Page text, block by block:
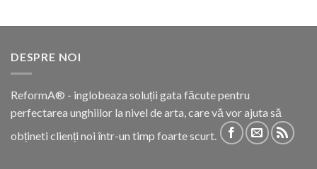
DESPRE NOI
ReformA® - inglobeaza soluții gata făcute pentru
perfectarea unghiilor la nivel de arta, care vă vor ajuta să
obțineti clienți noi într-un timp foarte scurt.